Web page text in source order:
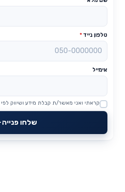
טלפון נייד *
אימייל
Website
קראתי ואני מאשר/ת קבלת מידע ושיווק לפי
שלחו פנייה